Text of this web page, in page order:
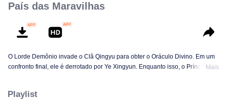
País das Maravilhas
O Lorde Demônio invade o Clã Qingyu para obter o Oráculo Divino. Em um
confronto final, ele é derrotado por Ye Xingyun. Enquanto isso, o Príncipe Qi
misteriosa, An Yun, aparece e se envolve na rivalidade entre o Lorde
Mais
Playlist